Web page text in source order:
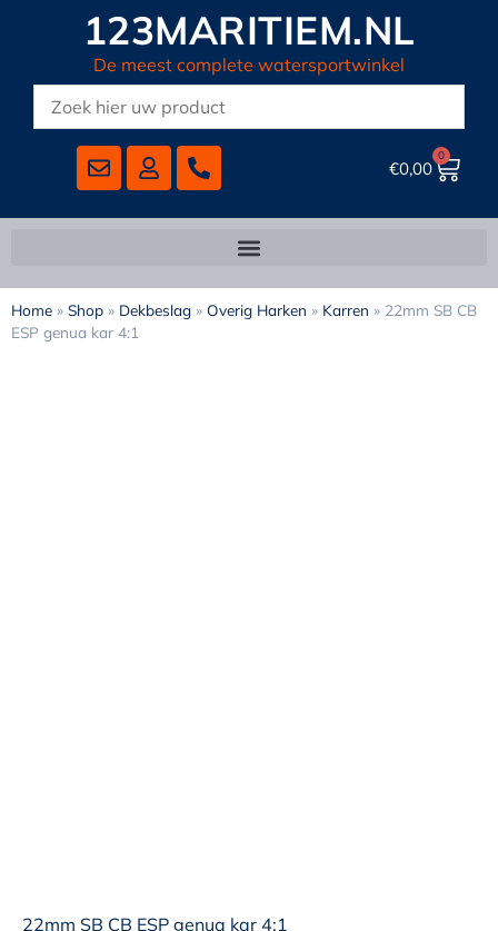
123MARITIEM.NL
De meest complete watersportwinkel
€0,00
0
Home » Shop » Dekbeslag » Overig Harken » Karren » 22mm SB CB
ESP genua kar 4:1
22mm SB CB ESP genua kar 4:1